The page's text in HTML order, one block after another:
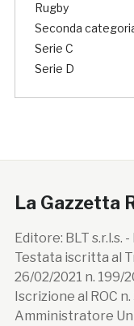
Rugby
Seconda
Serie C
Serie D
La Gazzetta
Editore: BLT s.r.l.s.
Testata iscritta al
26/02/2021 n. 199/
Iscrizione al ROC
Amministratore